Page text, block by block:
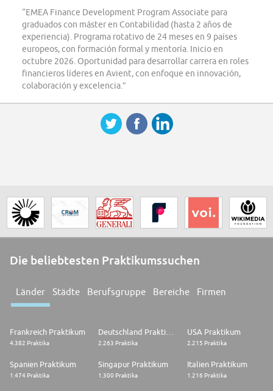
“EMEA Finance Development Program Associate para
graduados con máster en Contabilidad (hasta 2 años de
experiencia). Programa rotativo de 24 meses en 9 países
europeos, con formación formal y mentoría. Inicio en
octubre 2026. Oportunidad para desarrollar carrera en roles
financieros líderes en Avient, con enfoque en innovación,
colaboración y excelencia.”
Die beliebtesten Praktikumssuchen
Länder Städte Berufsgruppe Bereiche Firmen
Frankreich Praktikum
4.382 Praktika 2.263 Praktika
USA Praktikum
2.215 Praktika
Spanien Praktikum
1.474 Praktika
Singapur Praktikum
1.300 Praktika
Italien Praktikum
1.216 Praktika